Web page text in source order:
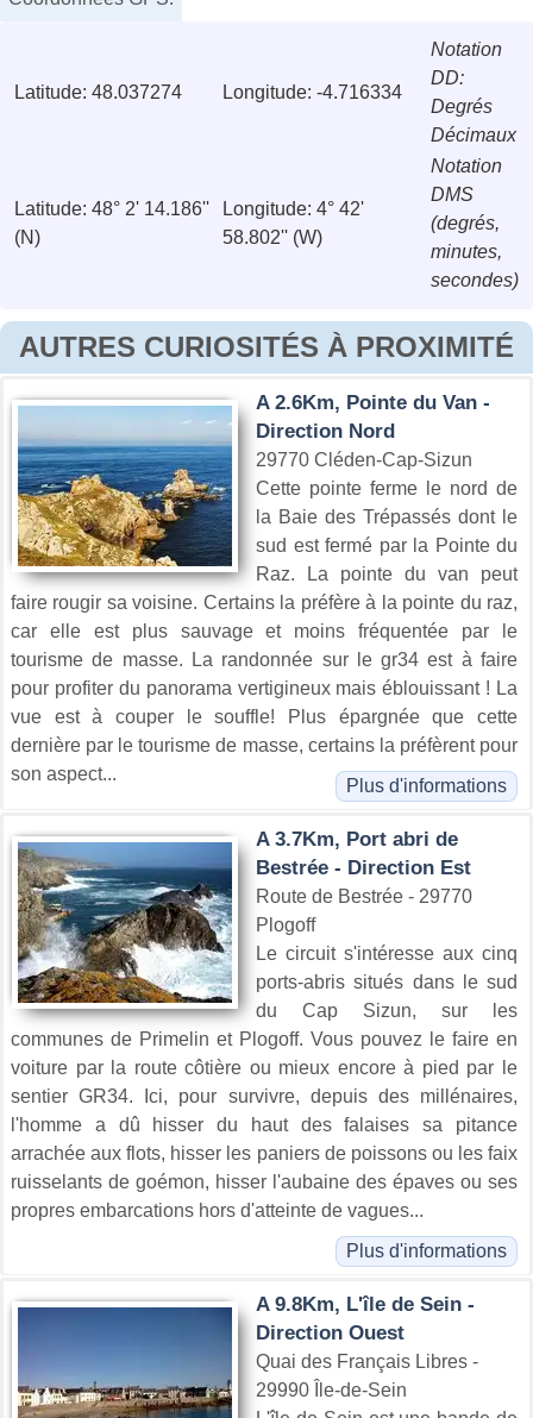
Latitude: 48.037274 Longitude: -4.716334
Notation
DD:
Degrés
Décimaux
Latitude: 48° 2' 14.186''
(N)
Longitude: 4° 42'
58.802'' (W)
Notation
DMS
(degrés,
minutes,
secondes)
AUTRES CURIOSITÉS À PROXIMITÉ
A 2.6Km, Pointe du Van -
Direction Nord
29770 Cléden-Cap-Sizun
Cette pointe ferme le nord de
la Baie des Trépassés dont le
sud est fermé par la Pointe du
Raz. La pointe du van peut
faire rougir sa voisine. Certains la préfère à la pointe du raz,
car elle est plus sauvage et moins fréquentée par le
tourisme de masse. La randonnée sur le gr34 est à faire
pour profiter du panorama vertigineux mais éblouissant ! La
vue est à couper le souffle! Plus épargnée que cette
dernière par le tourisme de masse, certains la préfèrent pour
son aspect...
Plus d'informations
A 3.7Km, Port abri de
Bestrée - Direction Est
Route de Bestrée - 29770
Plogoff
Le circuit s'intéresse aux cinq
ports-abris situés dans le sud
du Cap Sizun, sur les
communes de Primelin et Plogoff. Vous pouvez le faire en
voiture par la route côtière ou mieux encore à pied par le
sentier GR34. Ici, pour survivre, depuis des millénaires,
l'homme a dû hisser du haut des falaises sa pitance
arrachée aux flots, hisser les paniers de poissons ou les faix
ruisselants de goémon, hisser l'aubaine des épaves ou ses
propres embarcations hors d'atteinte de vagues...
Plus d'informations
A 9.8Km, L'île de Sein -
Direction Ouest
Quai des Français Libres -
29990 Île-de-Sein